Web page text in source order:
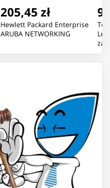
205,45 zł
Hewlett Packard Enterprise
ARUBA NETWORKING